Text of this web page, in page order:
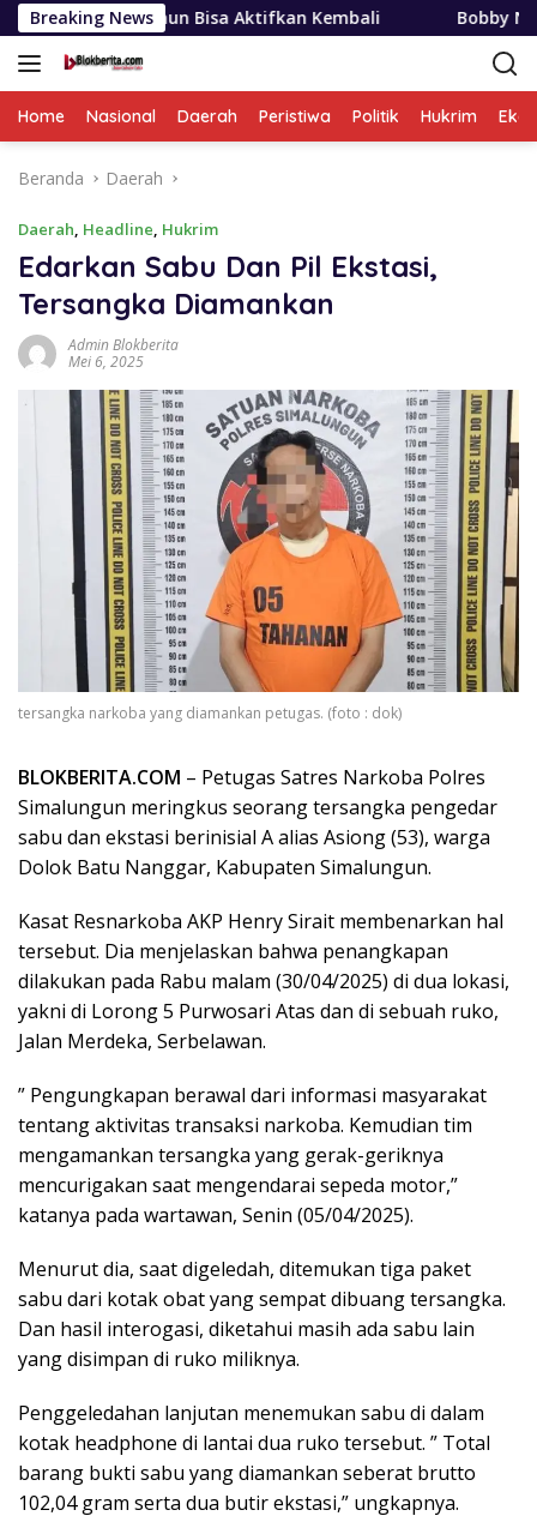
Langsung
ke
konten
Breaking News
Bisa Aktifkan Kembali Bobby Nasution Siapkan
Home Nasional Daerah Peristiwa Politik Hukrim
Beranda Daerah
Daerah, Headline, Hukrim
Edarkan Sabu Dan Pil Ekstasi,
Tersangka Diamankan
Admin Blokberita
Mei 6, 2025
tersangka narkoba yang diamankan petugas. (foto : dok)
BLOKBERITA.COM – Petugas Satres Narkoba Polres
Simalungun meringkus seorang tersangka pengedar
sabu dan ekstasi berinisial A alias Asiong (53), warga
Dolok Batu Nanggar, Kabupaten Simalungun.
Kasat Resnarkoba AKP Henry Sirait membenarkan hal
tersebut. Dia menjelaskan bahwa penangkapan
dilakukan pada Rabu malam (30/04/2025) di dua lokasi,
yakni di Lorong 5 Purwosari Atas dan di sebuah ruko,
Jalan Merdeka, Serbelawan.
” Pengungkapan berawal dari informasi masyarakat
tentang aktivitas transaksi narkoba. Kemudian tim
mengamankan tersangka yang gerak-geriknya
mencurigakan saat mengendarai sepeda motor,”
katanya pada wartawan, Senin (05/04/2025).
Menurut dia, saat digeledah, ditemukan tiga paket
sabu dari kotak obat yang sempat dibuang tersangka.
Dan hasil interogasi, diketahui masih ada sabu lain
yang disimpan di ruko miliknya.
Penggeledahan lanjutan menemukan sabu di dalam
kotak headphone di lantai dua ruko tersebut. ” Total
barang bukti sabu yang diamankan seberat brutto
102,04 gram serta dua butir ekstasi,” ungkapnya.